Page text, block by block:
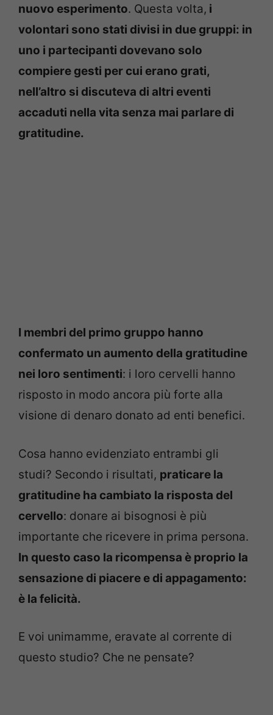
nuovo esperimento. Questa volta, i
volontari sono stati divisi in due gruppi: in
uno i partecipanti dovevano solo
compiere gesti per cui erano grati,
nell’altro si discuteva di altri eventi
accaduti nella vita senza mai parlare di
gratitudine.
I membri del primo gruppo hanno
confermato un aumento della gratitudine
nei loro sentimenti: i loro cervelli hanno
risposto in modo ancora più forte alla
visione di denaro donato ad enti benefici.
Cosa hanno evidenziato entrambi gli
studi? Secondo i risultati, praticare la
gratitudine ha cambiato la risposta del
cervello: donare ai bisognosi è più
importante che ricevere in prima persona.
In questo caso la ricompensa è proprio la
sensazione di piacere e di appagamento:
è la felicità.
E voi unimamme, eravate al corrente di
questo studio? Che ne pensate?